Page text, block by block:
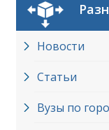
Новости
Статьи
Вузы по